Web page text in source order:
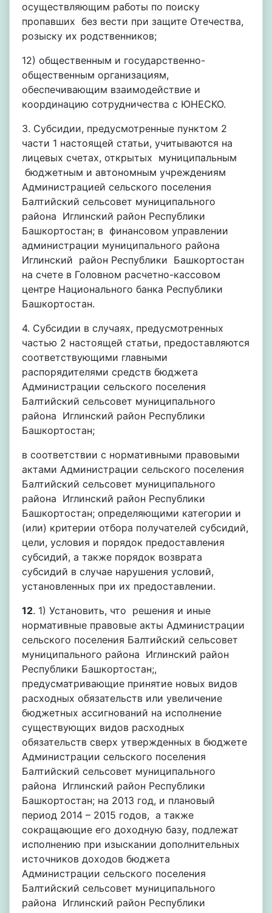
осуществляющим работы по поиску
пропавших без вести при защите Отечества,
розыску их родственников;
12) общественным и государственно-
общественным организациям,
обеспечивающим взаимодействие и
координацию сотрудничества с ЮНЕСКО.
3. Субсидии, предусмотренные пунктом 2
части 1 настоящей статьи, учитываются на
лицевых счетах, открытых муниципальным
бюджетным и автономным учреждениям
Администрацией сельского поселения
Балтийский сельсовет муниципального
района Иглинский район Республики
Башкортостан; в финансовом управлении
администрации муниципального района
Иглинский район Республики Башкортостан
на счете в Головном расчетно-кассовом
центре Национального банка Республики
Башкортостан.
4. Субсидии в случаях, предусмотренных
частью 2 настоящей статьи, предоставляются
соответствующими главными
распорядителями средств бюджета
Администрации сельского поселения
Балтийский сельсовет муниципального
района Иглинский район Республики
Башкортостан;
в соответствии с нормативными правовыми
актами Администрации сельского поселения
Балтийский сельсовет муниципального
района Иглинский район Республики
Башкортостан; определяющими категории и
(или) критерии отбора получателей субсидий,
цели, условия и порядок предоставления
субсидий, а также порядок возврата
субсидий в случае нарушения условий,
установленных при их предоставлении.
12. 1) Установить, что решения и иные
нормативные правовые акты Администрации
сельского поселения Балтийский сельсовет
муниципального района Иглинский район
Республики Башкортостан;,
предусматривающие принятие новых видов
расходных обязательств или увеличение
бюджетных ассигнований на исполнение
существующих видов расходных
обязательств сверх утвержденных в бюджете
Администрации сельского поселения
Балтийский сельсовет муниципального
района Иглинский район Республики
Башкортостан; на 2013 год, и плановый
период 2014 – 2015 годов, а также
сокращающие его доходную базу, подлежат
исполнению при изыскании дополнительных
источников доходов бюджета
Администрации сельского поселения
Балтийский сельсовет муниципального
района Иглинский район Республики